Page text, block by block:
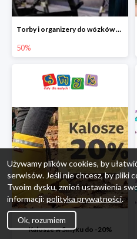
Torby i organizery do wózków w Smyku do -50%
50%
Kalosze w Smyku do -20%
Używamy plików cookies, by
serwisów. Jeśli nie chcesz, by pliki
Twoim dysku, zmień ustawienia
informacji: polityka prywatności.
Ok, rozumiem